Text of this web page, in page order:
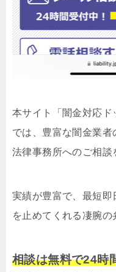
本サイト「闇金対応ド
では、豊富な闇金業
法律事務所へのご相談
実績が豊富で、最短即
を止めてくれる凄腕の
相談は無料で24時